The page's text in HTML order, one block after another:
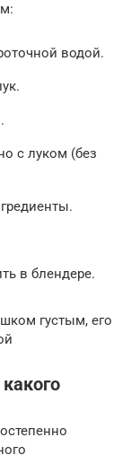
водой.
с луком (без
в блендере.
густым, его